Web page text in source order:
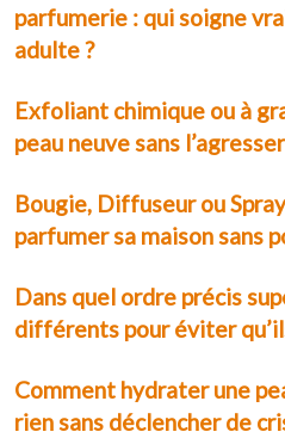
parfumerie : qui soigne
adulte ?
Exfoliant chimique ou à
peau neuve sans l’agresser
Bougie, Diffuseur ou
parfumer sa maison sans
Dans quel ordre précis
différents pour éviter
Comment hydrater une
rien sans déclencher de